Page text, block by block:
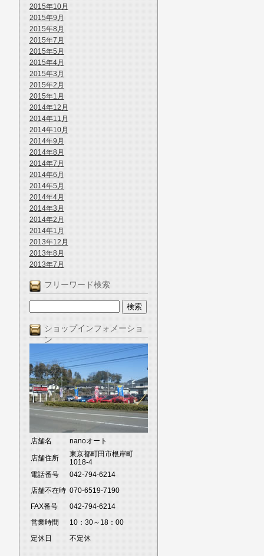
2015年10月
2015年9月
2015年8月
2015年7月
2015年5月
2015年4月
2015年3月
2015年2月
2015年1月
2014年12月
2014年11月
2014年10月
2014年9月
2014年8月
2014年7月
2014年6月
2014年5月
2014年4月
2014年3月
2014年2月
2014年1月
2013年12月
2013年8月
2013年7月
フリーワード検索
ショップインフォメーショ
ン
店舗名 nanoオート
店舗住所
東京都町田市根岸町
1018-4
電話番号
042-794-6214
店舗不在時 070-6519-7190
FAX番号
042-794-6214
営業時間
10：30～18：00
定休日
不定休